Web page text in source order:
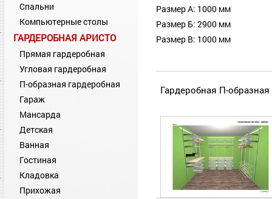
Спальни
Компьютерные столы
ГАРДЕРОБНАЯ АРИСТО
Прямая гардеробная
Угловая гардеробная
П-образная гардеробная
Гараж
Мансарда
Детская
Ванная
Гостиная
Кладовка
Прихожая
Размер А: 1000 мм
Размер Б: 2900 мм
Размер В: 1000 мм
Гардеробная П-образная